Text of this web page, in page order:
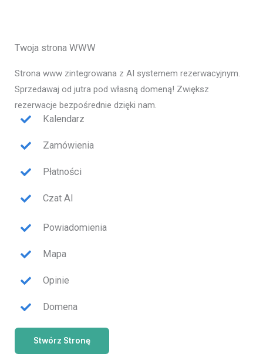
Twoja strona WWW
Strona www zintegrowana z AI systemem rezerwacyjnym.
Sprzedawaj od jutra pod własną domeną! Zwiększ
rezerwacje bezpośrednie dzięki nam.
Kalendarz
Zamówienia
Płatności
Czat AI
Powiadomienia
Mapa
Opinie
Domena
Stwórz Stronę